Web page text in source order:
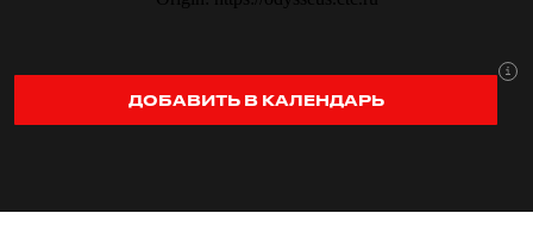
ДОБАВИТЬ В КАЛЕНДАРЬ